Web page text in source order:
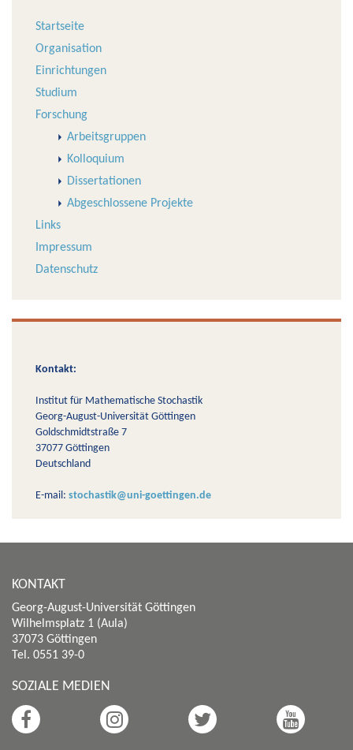
Startseite
Organisation
Einrichtungen
Studium
Forschung
Arbeitsgruppen
Kolloquium
Dissertationen
Abgeschlossene Projekte
Links
Impressum
Datenschutz
Kontakt:
Institut für Mathematische Stochastik
Georg-August-Universität Göttingen
Goldschmidtstraße 7
37077 Göttingen
Deutschland
E-mail: stochastik@uni-goettingen.de
KONTAKT
Georg-August-Universität Göttingen
Wilhelmsplatz 1 (Aula)
37073 Göttingen
Tel. 0551 39-0
SOZIALE MEDIEN